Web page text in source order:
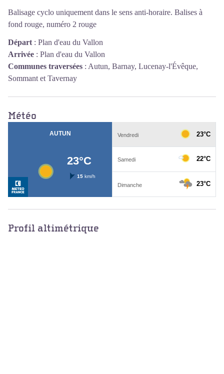
Balisage cyclo uniquement dans le sens anti-horaire. Balises à
fond rouge, numéro 2 rouge
Départ : Plan d'eau du Vallon
Arrivée : Plan d'eau du Vallon
Communes traversées : Autun, Barnay, Lucenay-l'Évêque,
Sommant et Tavernay
Météo
Profil altimétrique